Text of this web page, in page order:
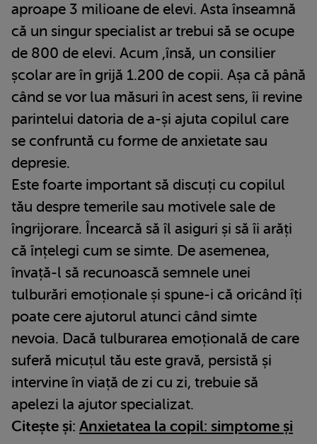
aproape 3 milioane de elevi. Asta înseamnă
că un singur specialist ar trebui să se ocupe
de 800 de elevi. Acum ,însă, un consilier
școlar are în grijă 1.200 de copii. Așa că până
când se vor lua măsuri în acest sens, îi revine
parintelui datoria de a-și ajuta copilul care
se confruntă cu forme de anxietate sau
depresie.
Este foarte important să discuți cu copilul
tău despre temerile sau motivele sale de
îngrijorare. Încearcă să îl asiguri și să îi arăți
că înțelegi cum se simte. De asemenea,
învață-l să recunoască semnele unei
tulburări emoționale și spune-i că oricând îți
poate cere ajutorul atunci când simte
nevoia. Dacă tulburarea emoțională de care
suferă micuțul tău este gravă, persistă și
intervine în viață de zi cu zi, trebuie să
apelezi la ajutor specializat.
Citește și: Anxietatea la copil: simptome și